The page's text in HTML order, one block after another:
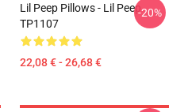
Lil Peep Pillows - Lil Peep
TP1107
22,08 € - 26,68 €
-20%